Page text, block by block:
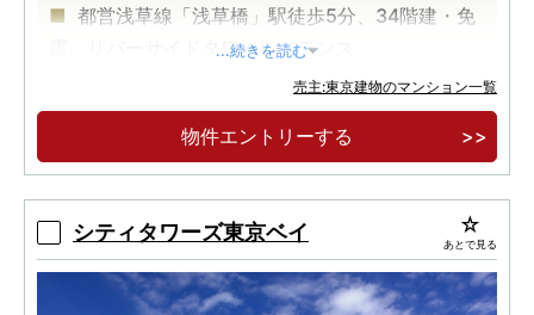
都営浅草線「浅草橋」駅徒歩5分、34階建・免
震、リバーサイドタワーレジデンス
...続きを読む
売主:東京建物のマンション一覧
物件エントリーする
シティタワーズ東京ベイ あとで見る